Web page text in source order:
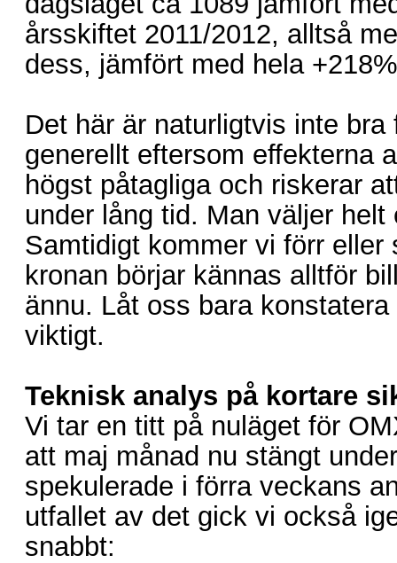
årsskiftet 2011/2012, alltså
dess, jämfört med hela
Det här är naturligtvis inte
generellt eftersom effekterna
högst påtagliga och riskerar
under lång tid. Man väljer
Samtidigt kommer vi förr eller
kronan börjar kännas alltför
ännu. Låt oss bara
viktigt.
Teknisk analys på kortare
Vi tar en titt på nuläget för
att maj månad nu stängt
spekulerade i förra veckans
utfallet av det gick vi också
snabbt: